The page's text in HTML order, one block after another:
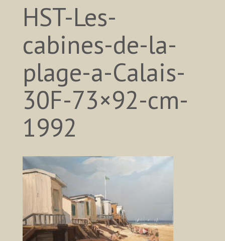
HST-Les-
cabines-de-la-
plage-a-Calais-
30F-73×92-cm-
1992